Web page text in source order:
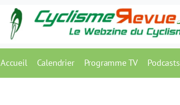
Accueil Calendrier Programme TV Podcasts